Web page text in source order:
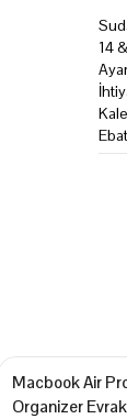
14
Macbook Air
Organizer